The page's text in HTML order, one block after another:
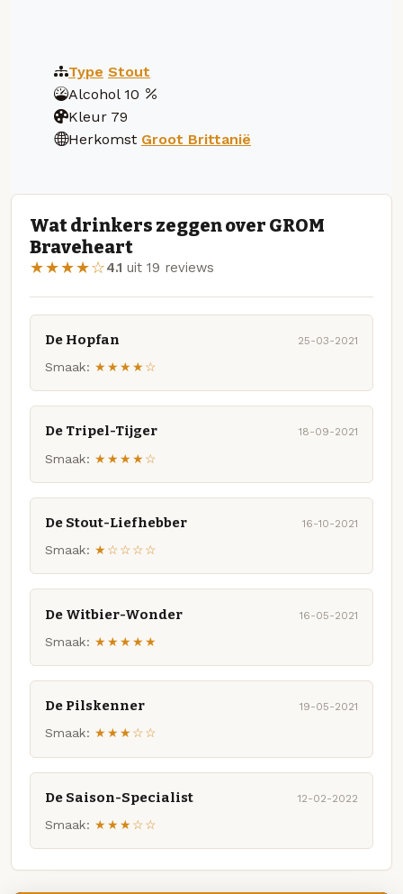
Type Stout
Alcohol 10
Kleur 79
Herkomst Groot Brittanië
Wat drinkers zeggen over GROM
Braveheart
★★★★☆4.1 uit 19 reviews
De Hopfan 25-03-2021
Smaak: ★★★★☆
De Tripel-Tijger 18-09-2021
Smaak: ★★★★☆
De Stout-Liefhebber 16-10-2021
Smaak: ★☆☆☆☆
De Witbier-Wonder 16-05-2021
Smaak: ★★★★★
De Pilskenner 19-05-2021
Smaak: ★★★☆☆
De Saison-Specialist 12-02-2022
Smaak: ★★★☆☆